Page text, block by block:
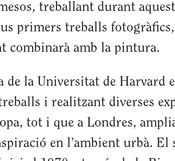
treballant durant
primers treballs
combinarà amb la pintura.
de la Universitat de
i realitzant diverses
tot i que a Londres,
en l’ambient urbà.